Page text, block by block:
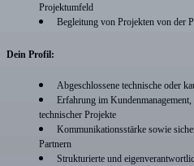
Projektumfeld
Begleitung von Projekten von der
Dein Profil:
Abgeschlossene technische oder
Erfahrung im
technischer Projekte
Kommunikationsstärke sowie
Partnern
Strukturierte und